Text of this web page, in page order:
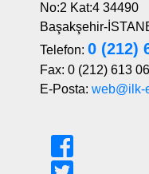
No:2 Kat:4 34490
Başakşehir-
Telefon: 0 (212)
Fax: 0 (212) 613
E-Posta: web@ilk-